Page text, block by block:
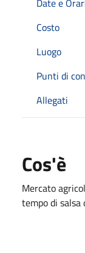
Costo
Luogo
Punti di
Allegati
Cos'è
Mercato
tempo di salsa